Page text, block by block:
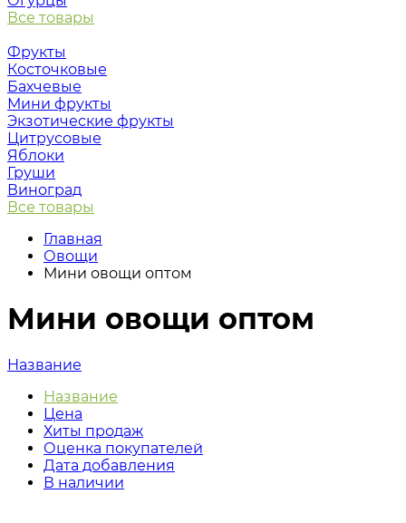
Все товары
Фрукты
Косточковые
Бахчевые
Мини фрукты
Экзотические фрукты
Цитрусовые
Яблоки
Груши
Виноград
Все товары
Главная
Овощи
Мини овощи оптом
Мини овощи оптом
Название
Название
Цена
Хиты продаж
Оценка покупателей
Дата добавления
В наличии